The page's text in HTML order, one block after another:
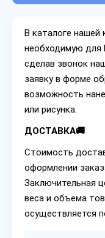
В каталоге
необходимую для
сделав звонок
заявку в форме
возможность
или рисунка.
ДОСТАВКА🚚
Стоимость
оформлении
Заключительная
веса и объема
осуществляется